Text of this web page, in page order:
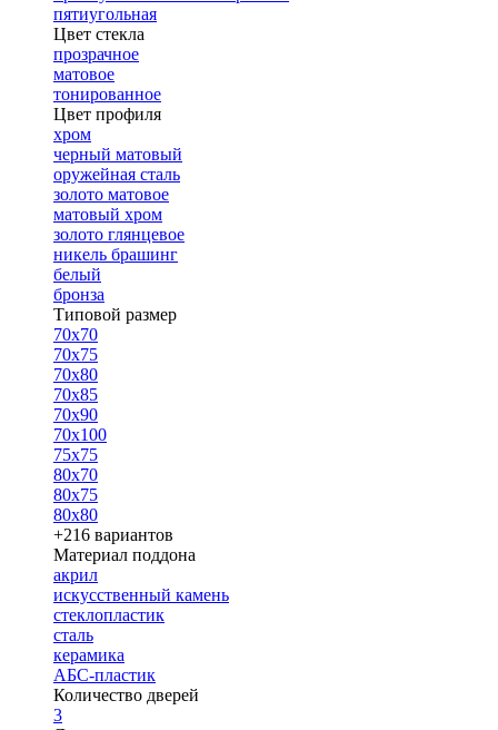
пятиугольная
Цвет стекла
прозрачное
матовое
тонированное
Цвет профиля
хром
черный матовый
оружейная сталь
золото матовое
матовый хром
золото глянцевое
никель брашинг
белый
бронза
Типовой размер
70х70
70х75
70х80
70х85
70х90
70х100
75х75
80х70
80х75
80х80
+216 вариантов
Материал поддона
акрил
искусственный камень
стеклопластик
сталь
керамика
АБС-пластик
Количество дверей
3